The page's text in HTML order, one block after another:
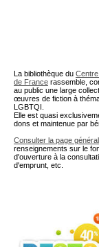
La bibliothèque du
de France rassemble,
au public une large
œuvres de fiction à
LGBTQI.
Elle est quasi
dons et maintenue par
Consulter la page
renseignements sur le
d'ouverture à la
d'emprunt, etc.